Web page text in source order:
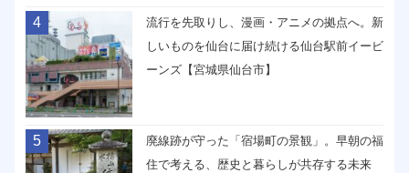
4
流行を先取りし、漫画・アニメの拠点へ。新
しいものを仙台に届け続ける仙台駅前イービ
ーンズ【宮城県仙台市】
5
廃線跡が守った「宿場町の景観」。早朝の福
住で考える、歴史と暮らしが共存する未来